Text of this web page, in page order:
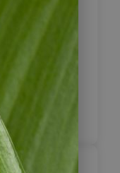
mit
wir die
2000
auf Sie